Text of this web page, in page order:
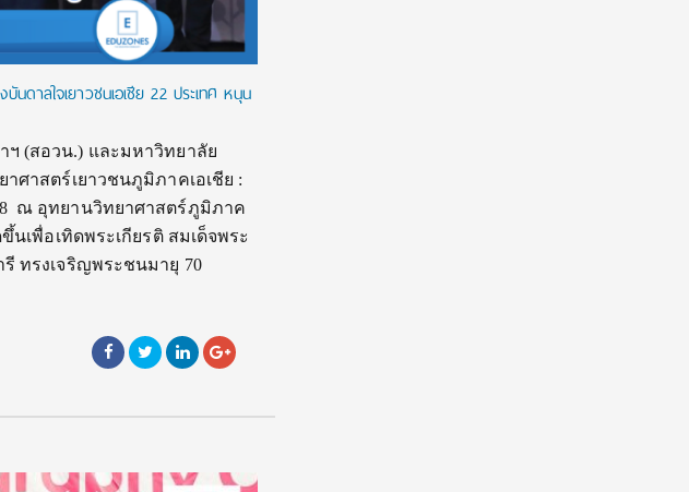
ดาลใจเยาวชนเอเชีย 22 ประเทศ หนุน
(สอวน.) และมหาวิทยาลัย
ศาสตร์เยาวชนภูมิภาคเอเชีย :
ณ อุทยานวิทยาศาสตร์ภูมิภาค
เพื่อเทิดพระเกียรติ สมเด็จพระ
ทรงเจริญพระชนมายุ 70